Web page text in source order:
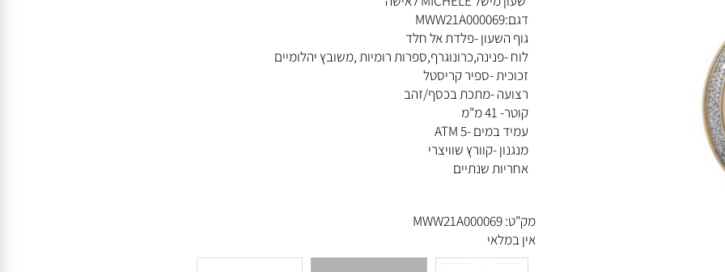
שעון מישל MICHELE לאישה
דגם:MWW21A000069
גוף השעון -פלדת אל חלד
לוח -פנינה,כרונוגרף,ספרות רומיות ,משובץ יהלומיים
זכוכית -ספיר קריסטל
רצועה -מתכת בכסף/זהב
קוטר- 41 מ"מ
עמיד במים -5 ATM
מנגנון -קוורץ שוויצרי
מק"ט:MWW21A000069
אין במלאי